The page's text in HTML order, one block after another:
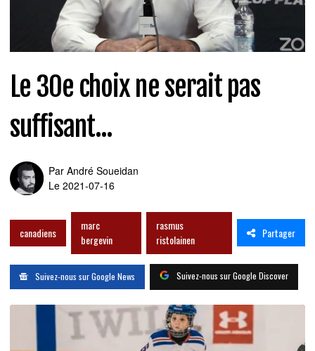
Le 30e choix ne serait pas
suffisant...
Par André Soueidan
Le 2021-07-16
canadiens
marc
bergevin
rasmus
ristolainen
Partager
Suivez-nous sur Google News Suivez-nous sur Google Discover